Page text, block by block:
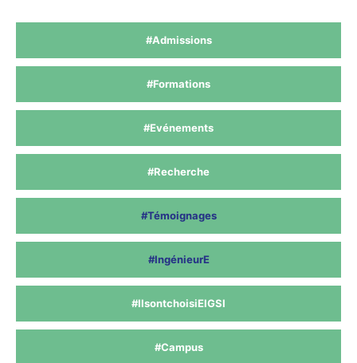
#Admissions
#Formations
#Evénements
#Recherche
#Témoignages
#IngénieurE
#IlsontchoisiEIGSI
#Campus